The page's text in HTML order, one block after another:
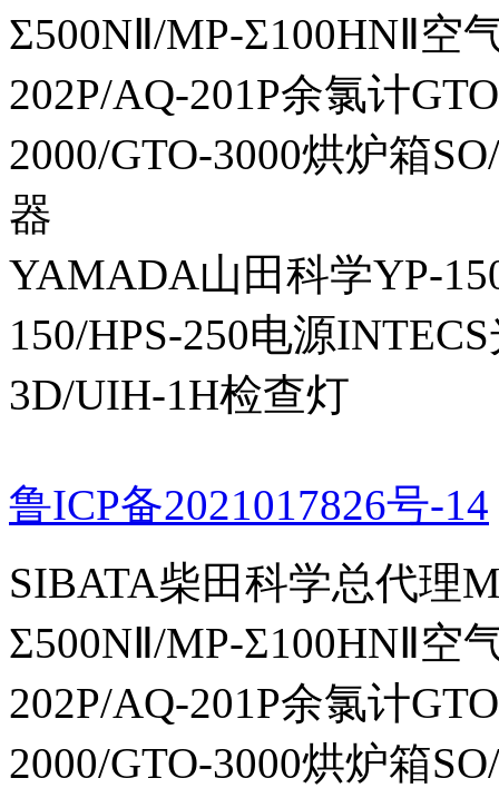
Σ500NⅡ/MP-Σ100HNⅡ空
202P/AQ-201P余氯计
2000/GTO-3000烘炉箱
器
YAMADA山田科学YP-
150/HPS-250电源
3D/UIH-1H检查灯
鲁ICP备2021017826号-14
SIBATA柴田科学总代理
Σ500NⅡ/MP-Σ100HNⅡ空
202P/AQ-201P余氯计
2000/GTO-3000烘炉箱